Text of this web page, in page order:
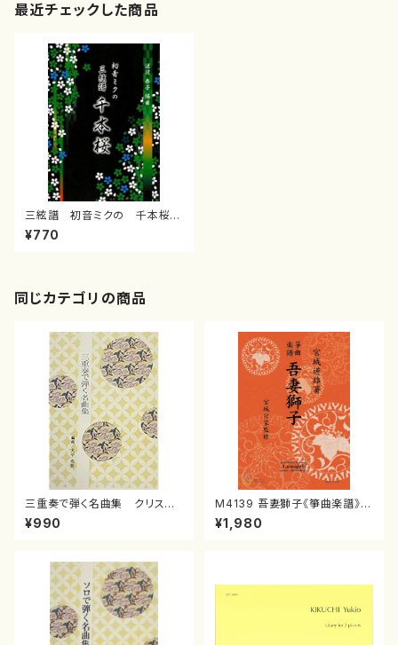
最近チェックした商品
三絃譜 初音ミクの 千本桜(/
渡辺 泰子/楽譜）
¥770
同じカテゴリの商品
三重奏で弾く名曲集 クリスマ
スメドレー( 箏2/大平光美 編
曲/楽譜）
¥990
M4139 吾妻獅子《箏曲楽譜》
（箏/宮城道雄著・宮城宗家監修/
箏曲古典楽譜）
¥1,980